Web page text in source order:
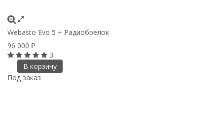
Webasto Evo 5 + Радиобрелок
96 000 ₽
3
В корзину
Под заказ